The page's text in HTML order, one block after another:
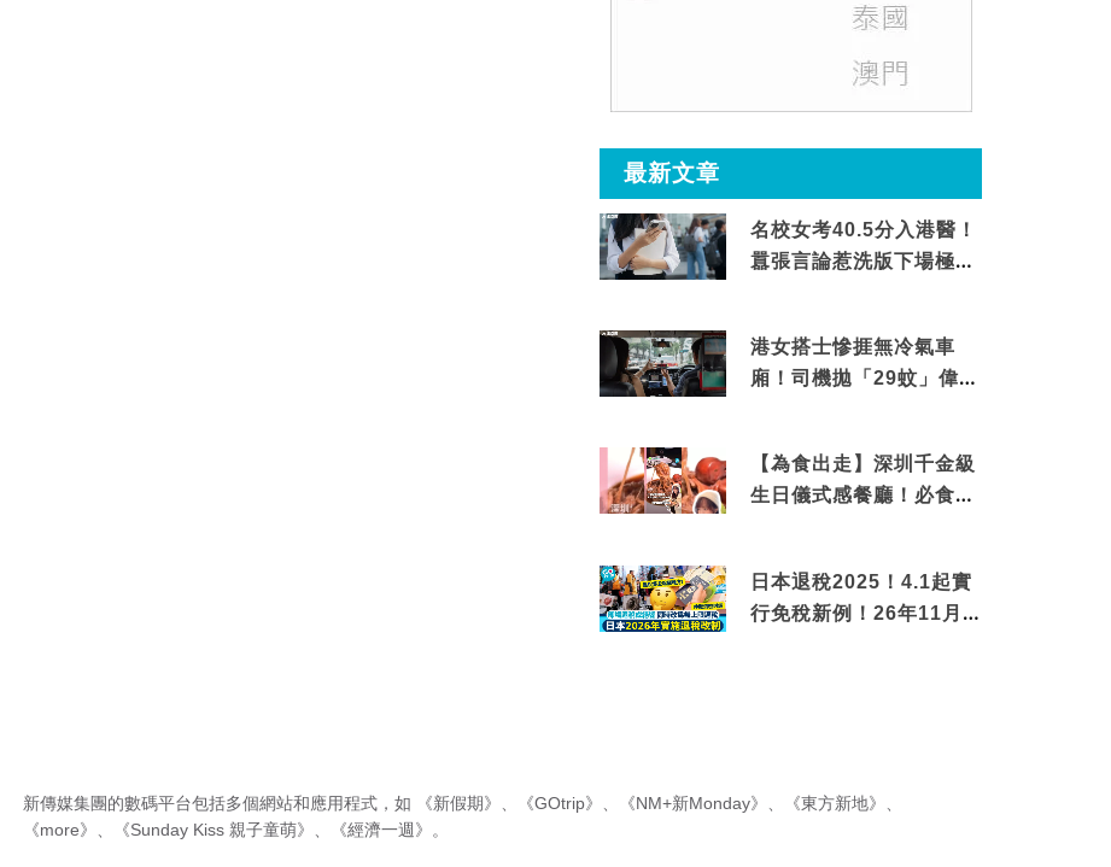
最新文章
名校女考40.5分入港醫！
囂張言論惹洗版下場極震
港女搭士慘捱無冷氣車
廂！司機拋「29蚊」偉論
【為食出走】深圳千金級
生日儀式感餐廳！必食失
日本退稅2025！4.1起實
行免稅新例！26年11月
新傳媒集團的數碼平台包括多個網站和應用程式，如 《新假期》 《GOtrip》 《NM+新Monday》 《東方新地》
《more》
《Sunday Kiss 親子童萌》 《經濟一週》 。